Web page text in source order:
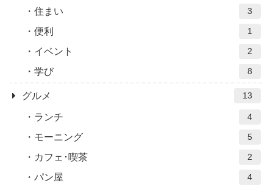
住まい 3
便利 1
イベント 2
学び 8
グルメ 13
ランチ 4
モーニング 5
カフェ･喫茶 2
パン屋 4